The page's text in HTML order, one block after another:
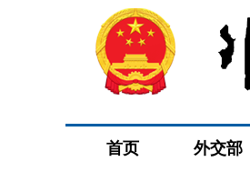
首页 外交部